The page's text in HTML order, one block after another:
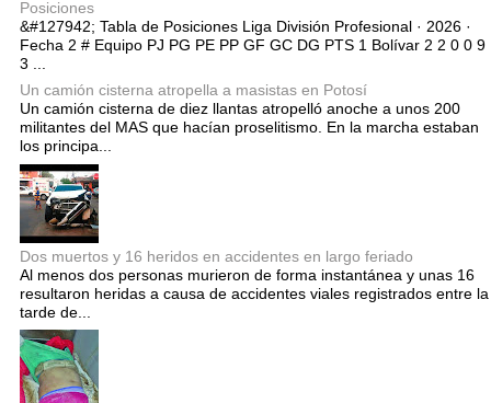
Posiciones
&#127942; Tabla de Posiciones Liga División Profesional · 2026 ·
Fecha 2 # Equipo PJ PG PE PP GF GC DG PTS 1 Bolívar 2 2 0 0 9
3 ...
Un camión cisterna atropella a masistas en Potosí
Un camión cisterna de diez llantas atropelló anoche a unos 200
militantes del MAS que hacían proselitismo. En la marcha estaban
los principa...
Dos muertos y 16 heridos en accidentes en largo feriado
Al menos dos personas murieron de forma instantánea y unas 16
resultaron heridas a causa de accidentes viales registrados entre la
tarde de...